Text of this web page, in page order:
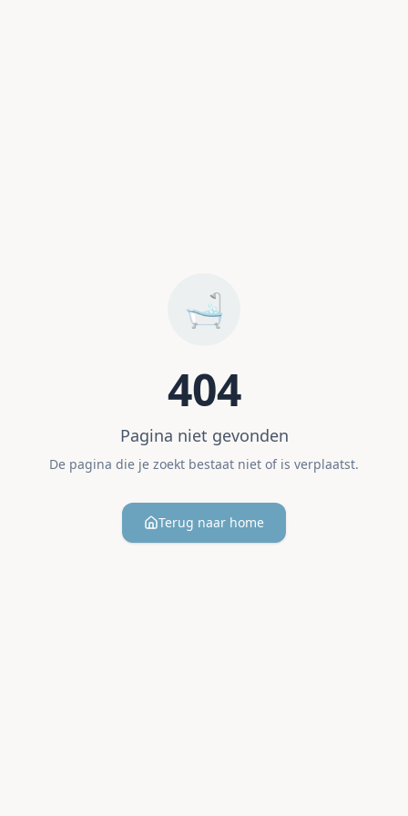
🛁
404
Pagina niet gevonden
De pagina die je zoekt bestaat niet of is verplaatst.
Terug naar home